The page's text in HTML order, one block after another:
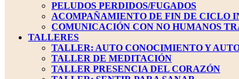
PELUDOS PERDIDOS/FUGADOS
ACOMPAÑAMIENTO DE FIN DE CICLO
COMUNICACIÓN CON NO HUMANOS
TALLERES
TALLER: AUTO CONOCIMIENTO Y
TALLER DE MEDITACIÓN
TALLER PRESENCIA DEL CORAZÓN